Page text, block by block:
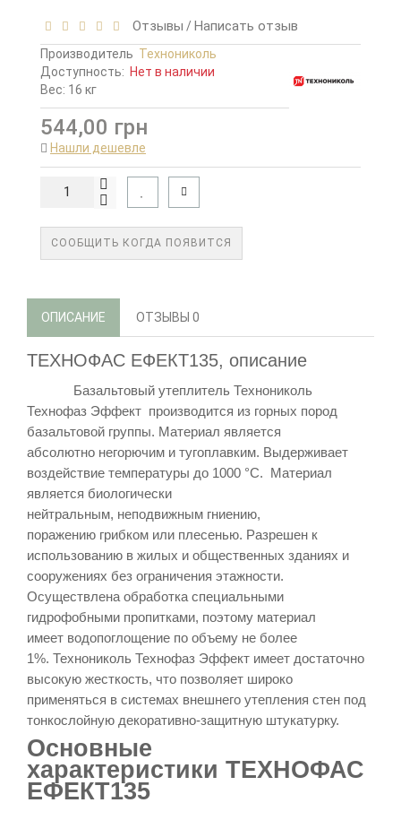
Отзывы /Написать отзыв
Производитель Технониколь
Доступность: Нет в наличии
Вес: 16 кг
544,00 грн
Нашли дешевле
СООБЩИТЬ КОГДА ПОЯВИТСЯ
ОПИСАНИЕ ОТЗЫВЫ 0
ТЕХНОФАС ЕФЕКТ135, описание
Базальтовый утеплитель Технониколь
Технофаз Эффект производится из горных пород
базальтовой группы. Материал является
абсолютно негорючим и тугоплавким. Выдерживает
воздействие температуры до 1000 °C. Материал
является биологически
нейтральным, неподвижным гниению,
поражению грибком или плесенью. Разрешен к
использованию в жилых и общественных зданиях и
сооружениях без ограничения этажности.
Осуществлена обработка специальными
гидрофобными пропитками, поэтому материал
имеет водопоглощение по объему не более
1%. Технониколь Технофаз Эффект имеет достаточно
высокую жесткость, что позволяет широко
применяться в системах внешнего утепления стен под
тонкослойную декоративно-защитную штукатурку.
Основные
характеристики ТЕХНОФАС
ЕФЕКТ135